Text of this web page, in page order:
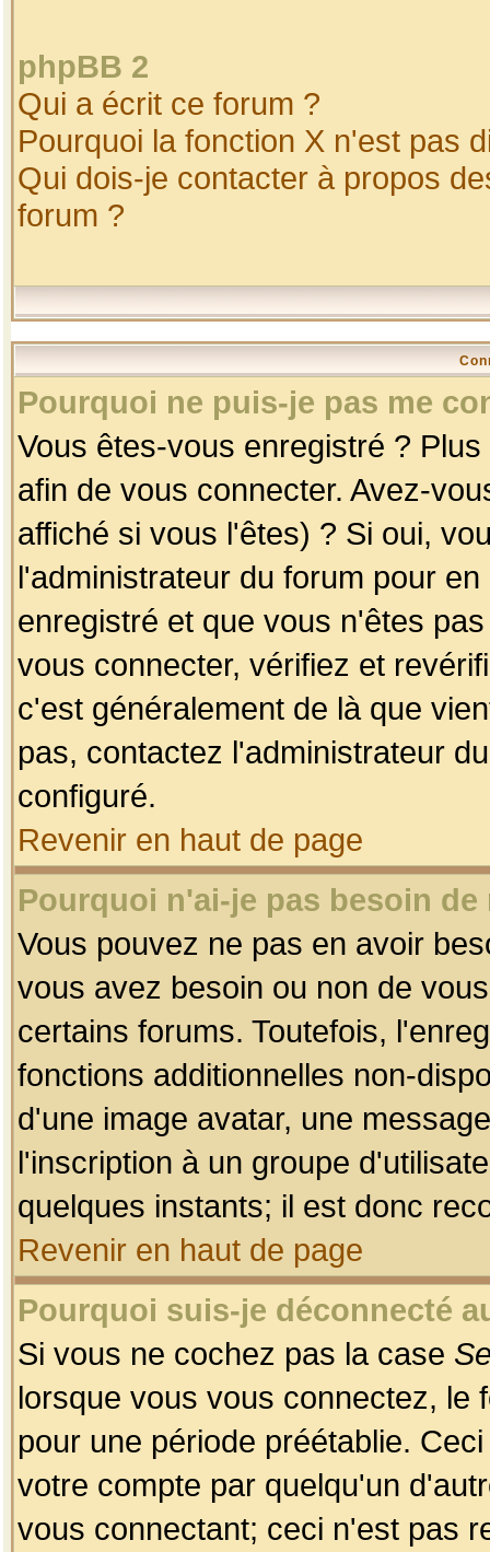
phpBB 2
Qui a écrit ce forum ?
Pourquoi la fonction X n'est pas
Qui dois-je contacter à propos
forum ?
Pourquoi ne puis-je pas me
Vous êtes-vous enregistré ?
afin de vous connecter. Avez-
affiché si vous l'êtes) ? Si oui,
l'administrateur du forum pour
enregistré et que vous n'êtes
vous connecter, vérifiez et
c'est généralement de là que
pas, contactez l'administrateur
configuré.
Revenir en haut de page
Pourquoi n'ai-je pas besoin
Vous pouvez ne pas en avoir
vous avez besoin ou non de
certains forums. Toutefois,
fonctions additionnelles non-
d'une image avatar, une
l'inscription à un groupe
quelques instants; il est donc
Revenir en haut de page
Pourquoi suis-je déconnecté
Si vous ne cochez pas la case
lorsque vous vous connectez, le
pour une période préétablie.
votre compte par quelqu'un
vous connectant; ceci n'est pas